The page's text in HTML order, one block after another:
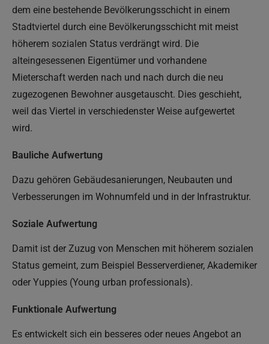
dem eine bestehende Bevölkerungsschicht in einem
Stadtviertel durch eine Bevölkerungsschicht mit meist
höherem sozialen Status verdrängt wird. Die
alteingesessenen Eigentümer und vorhandene
Mieterschaft werden nach und nach durch die neu
zugezogenen Bewohner ausgetauscht. Dies geschieht,
weil das Viertel in verschiedenster Weise aufgewertet
wird.
Bauliche Aufwertung
Dazu gehören Gebäudesanierungen, Neubauten und
Verbesserungen im Wohnumfeld und in der Infrastruktur.
Soziale Aufwertung
Damit ist der Zuzug von Menschen mit höherem sozialen
Status gemeint, zum Beispiel Besserverdiener, Akademiker
oder Yuppies (Young urban professionals).
Funktionale Aufwertung
Es entwickelt sich ein besseres oder neues Angebot an